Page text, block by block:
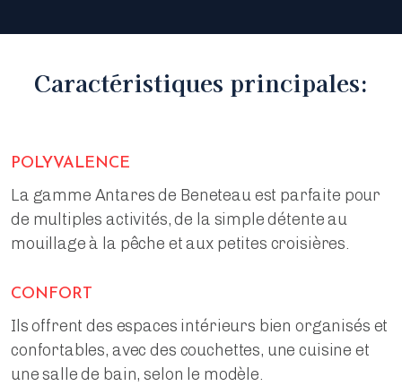
Caractéristiques principales:
POLYVALENCE
La gamme Antares de Beneteau est parfaite pour
de multiples activités, de la simple détente au
mouillage à la pêche et aux petites croisières.
CONFORT
Ils offrent des espaces intérieurs bien organisés et
confortables, avec des couchettes, une cuisine et
une salle de bain, selon le modèle.